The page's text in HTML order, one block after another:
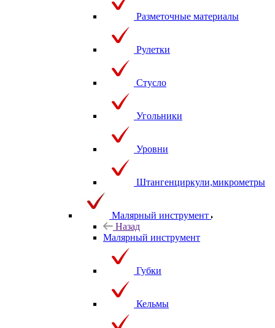
Разметочные материалы
Рулетки
Стусло
Угольники
Уровни
Штангенциркули,микрометры
Малярный инструмент
Назад
Малярный инструмент
Губки
Кельмы